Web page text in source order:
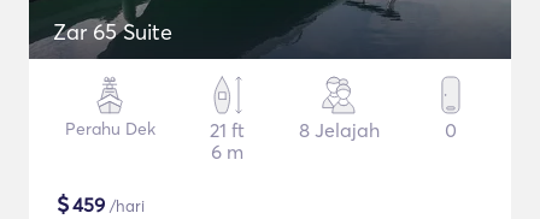
Zar 65 Suite
Perahu Dek
21 ft
6 m
8 Jelajah 0
$459 /hari